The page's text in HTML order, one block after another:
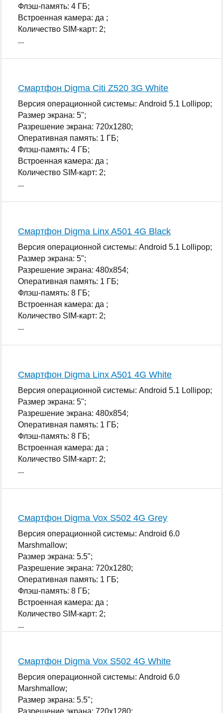
Флэш-память: 4 ГБ;
Встроенная камера: да ;
Количество SIM-карт: 2;
...
Смартфон Digma Citi Z520 3G White
Версия операционной системы: Android 5.1 Lollipop;
Размер экрана: 5";
Разрешение экрана: 720x1280;
Оперативная память: 1 ГБ;
Флэш-память: 4 ГБ;
Встроенная камера: да ;
Количество SIM-карт: 2;
...
Смартфон Digma Linx A501 4G Black
Версия операционной системы: Android 5.1 Lollipop;
Размер экрана: 5";
Разрешение экрана: 480x854;
Оперативная память: 1 ГБ;
Флэш-память: 8 ГБ;
Встроенная камера: да ;
Количество SIM-карт: 2;
...
Смартфон Digma Linx A501 4G White
Версия операционной системы: Android 5.1 Lollipop;
Размер экрана: 5";
Разрешение экрана: 480x854;
Оперативная память: 1 ГБ;
Флэш-память: 8 ГБ;
Встроенная камера: да ;
Количество SIM-карт: 2;
...
Смартфон Digma Vox S502 4G Grey
Версия операционной системы: Android 6.0
Marshmallow;
Размер экрана: 5.5";
Разрешение экрана: 720x1280;
Оперативная память: 1 ГБ;
Флэш-память: 8 ГБ;
Встроенная камера: да ;
Количество SIM-карт: 2;
...
Смартфон Digma Vox S502 4G White
Версия операционной системы: Android 6.0
Marshmallow;
Размер экрана: 5.5";
Разрешение экрана: 720x1280;